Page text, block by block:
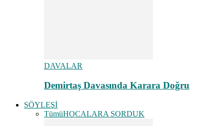
DAVALAR
Demirtaş Davasında Karara Doğru
SÖYLEŞİ
TümüHOCALARA SORDUK